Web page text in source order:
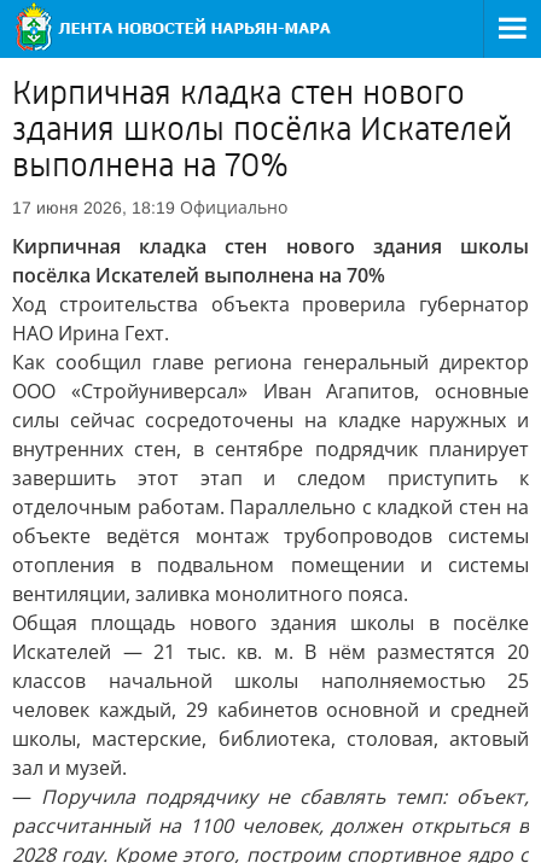
Кирпичная кладка стен нового
здания школы посёлка Искателей
выполнена на 70%
17 июня 2026, 18:19 Официально
Кирпичная кладка стен нового здания школы
посёлка Искателей выполнена на 70%
Ход строительства объекта проверила губернатор
НАО Ирина Гехт.
Как сообщил главе региона генеральный директор
ООО «Стройуниверсал» Иван Агапитов, основные
силы сейчас сосредоточены на кладке наружных и
внутренних стен, в сентябре подрядчик планирует
завершить этот этап и следом приступить к
отделочным работам. Параллельно с кладкой стен на
объекте ведётся монтаж трубопроводов системы
отопления в подвальном помещении и системы
вентиляции, заливка монолитного пояса.
Общая площадь нового здания школы в посёлке
Искателей — 21 тыс. кв. м. В нём разместятся 20
классов начальной школы наполняемостью 25
человек каждый, 29 кабинетов основной и средней
школы, мастерские, библиотека, столовая, актовый
зал и музей.
— Поручила подрядчику не сбавлять темп: объект,
рассчитанный на 1100 человек, должен открыться в
2028 году. Кроме этого, построим спортивное ядро с